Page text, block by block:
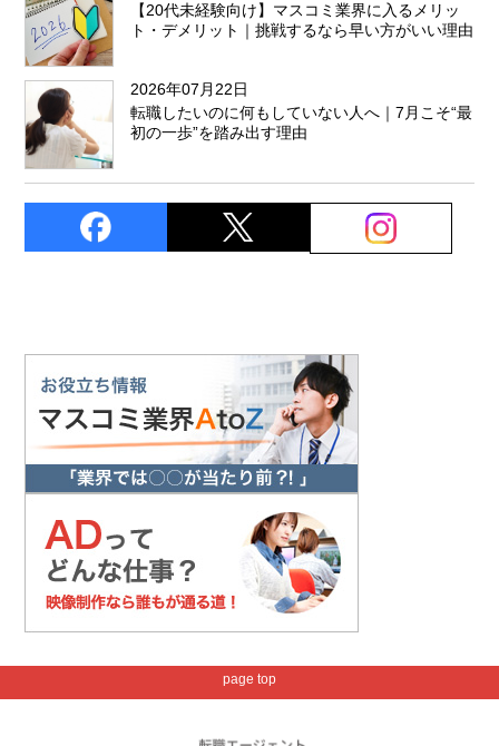
【20代未経験向け】マスコミ業界に入るメリッ
ト・デメリット｜挑戦するなら早い方がいい理由
2026年07月22日
転職したいのに何もしていない人へ｜7月こそ“最
初の一歩”を踏み出す理由
page top